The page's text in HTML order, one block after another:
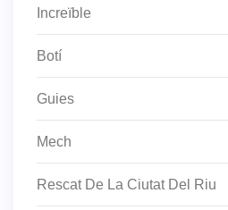
Increïble
Botí
Guies
Mech
Rescat De La Ciutat Del Riu